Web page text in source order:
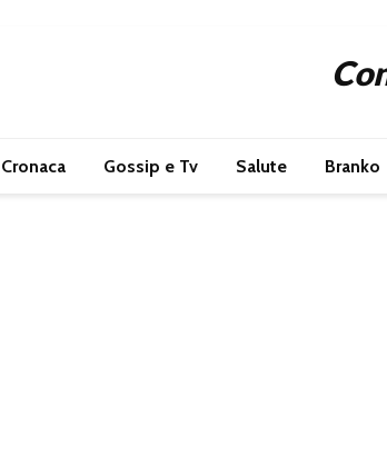
Cronaca Gossip e Tv Salute Branko